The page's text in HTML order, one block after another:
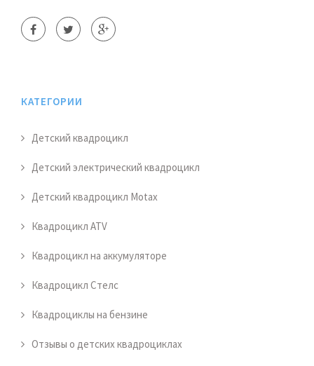
КАТЕГОРИИ
Детский квадроцикл
Детский электрический квадроцикл
Детский квадроцикл Motax
Квадроцикл ATV
Квадроцикл на аккумуляторе
Квадроцикл Стелс
Квадроциклы на бензине
Отзывы о детских квадроциклах